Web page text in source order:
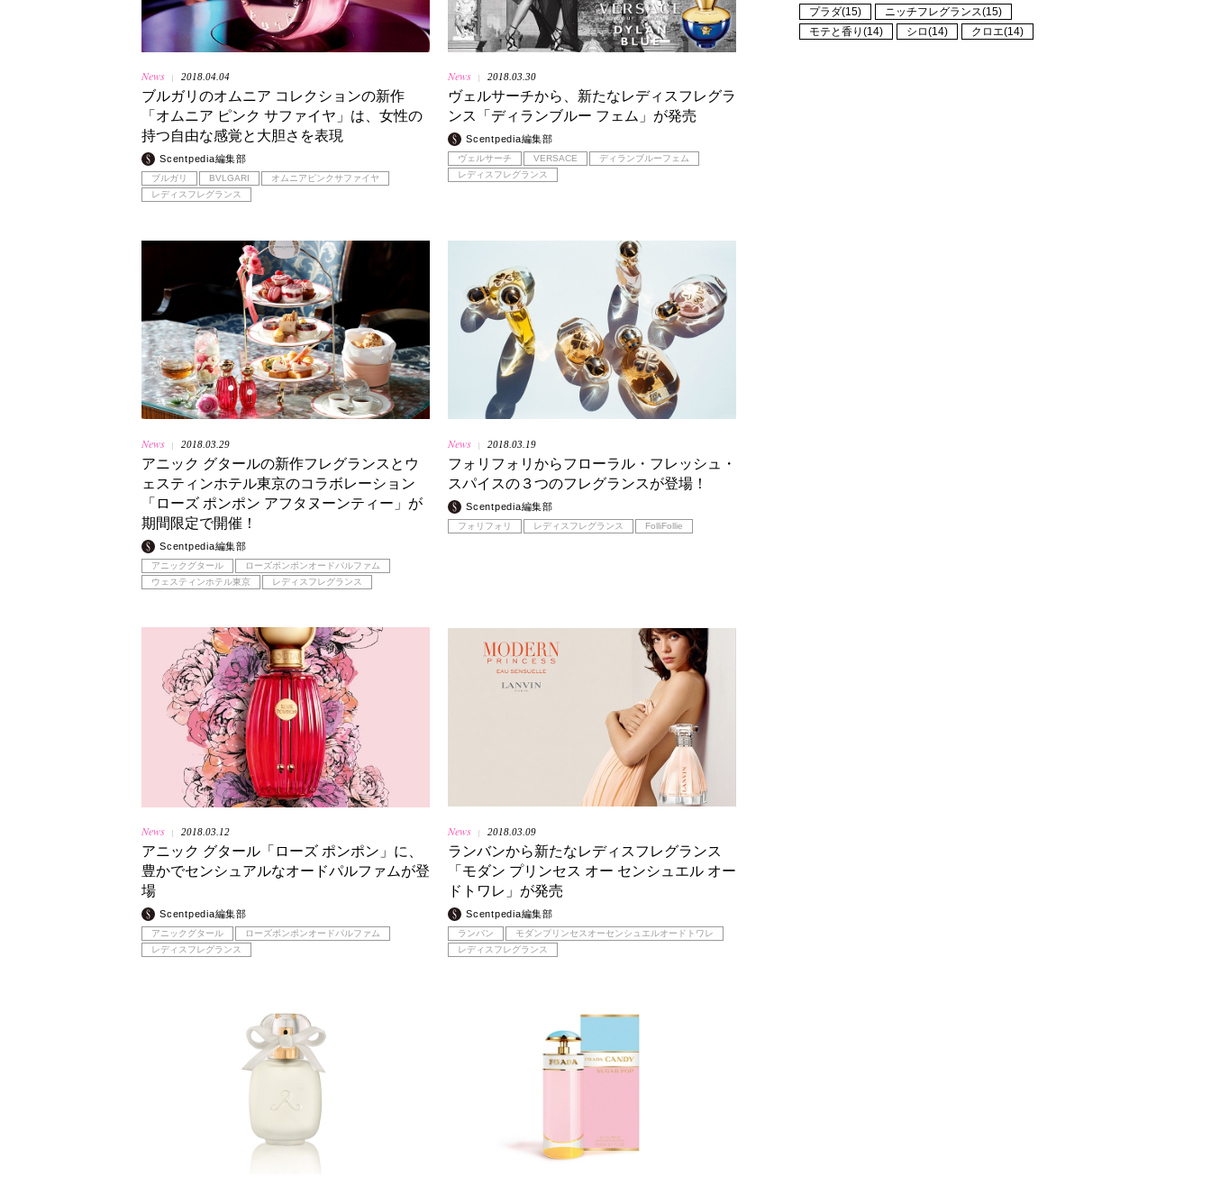
News 2018.04.04
ブルガリのオムニア コレクションの新作
「オムニア ピンク サファイヤ」は、女性の
持つ自由な感覚と大胆さを表現
Scentpedia編集部
ブルガリ BVLGARI
オムニアピンクサファイヤ
レディスフレグランス
News 2018.03.30
ヴェルサーチから、新たなレディスフレグラ
ンス「ディランブルー フェム」が発売
Scentpedia編集部
ヴェルサーチ VERSACE
ディランブルーフェム
レディスフレグランス
News 2018.03.29
アニック グタールの新作フレグランスとウ
ェスティンホテル東京のコラボレーション
「ローズ ポンポン アフタヌーンティー」が
期間限定で開催！
Scentpedia編集部
アニックグタール
ローズポンポンオードパルファム
ウェスティンホテル東京
レディスフレグランス
News 2018.03.19
フォリフォリからフローラル・フレッシュ・
スパイスの３つのフレグランスが登場！
Scentpedia編集部
フォリフォリ レディスフレグランス FolliFollie
News 2018.03.12
アニック グタール「ローズ ポンポン」に、
豊かでセンシュアルなオードパルファムが登
場
Scentpedia編集部
アニックグタール
ローズポンポンオードパルファム
レディスフレグランス
News 2018.03.09
ランバンから新たなレディスフレグランス
「モダン プリンセス オー センシュエル オー
ドトワレ」が発売
Scentpedia編集部
ランバン
モダンプリンセスオーセンシュエルオードトワレ
レディスフレグランス
プラダ(15)
ニッチフレグランス(15)
モテと香り(14)
シロ(14) クロエ(14)